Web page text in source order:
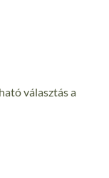
választás a